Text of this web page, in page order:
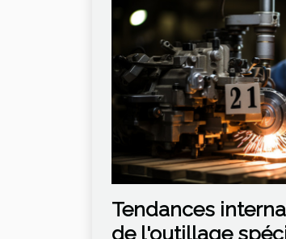
Tendances
de l'outillage